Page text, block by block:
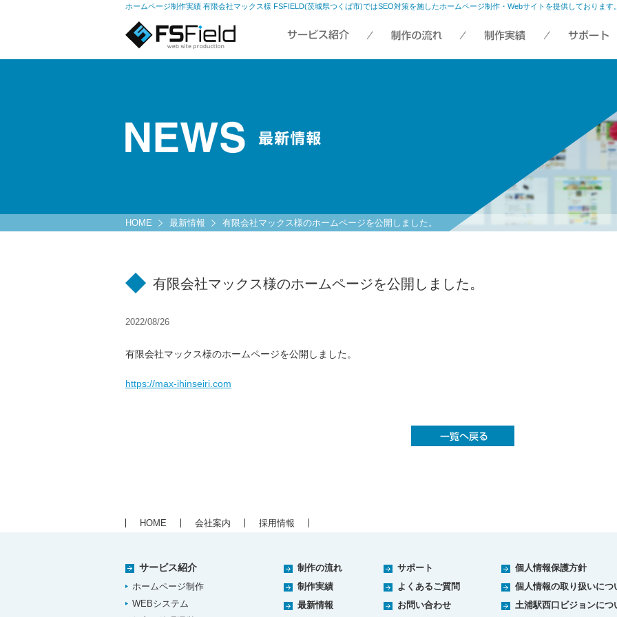
ホームページ制作実績 有限会社マックス様 FSFIELD(茨城県つくば市)ではSEO対策を施したホームページ制作・Webサイトを提供しております
HOME 最新情報 有限会社マックス様のホームページを公開しました。
有限会社マックス様のホームページを公開しました。
2022/08/26
有限会社マックス様のホームページを公開しました。
https://max-ihinseiri.com
HOME 会社案内 採用情報
サービス紹介
ホームページ制作
WEBシステム
制作の流れ
制作実績
最新情報
サポート
よくあるご質問
お問い合わせ
個人情報保護方針
個人情報の取り扱いにつ
土浦駅西口ビジョンにつ